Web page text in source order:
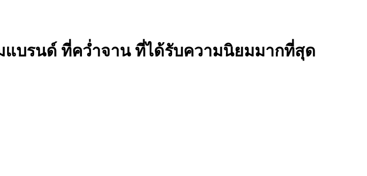
แบรนด์ ที่คว่ำจาน ที่ได้รับความนิยมมากที่สุด